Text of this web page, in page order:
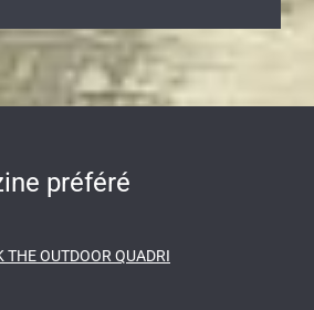
préféré